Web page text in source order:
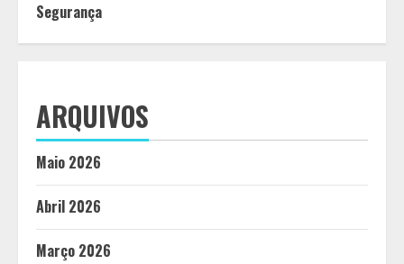
Segurança
ARQUIVOS
Maio 2026
Abril 2026
Março 2026